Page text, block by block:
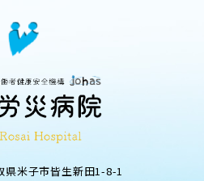
県米子市皆生新田1-8-1